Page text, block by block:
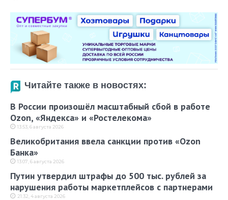
Читайте также в новостях:
В России произошёл масштабный сбой в работе
Ozon, «Яндекса» и «Ростелекома»
13:53, 6 августа 2026
Великобритания ввела санкции против «Ozon
Банка»
13:07, 6 августа 2026
Путин утвердил штрафы до 500 тыс. рублей за
нарушения работы маркетплейсов с партнерами
21:32, 4 августа 2026